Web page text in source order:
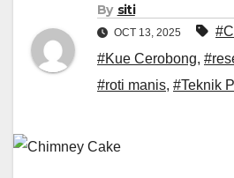
By siti
OCT 13, 2025
#Kue Cerobong,
#roti manis, #Teknik